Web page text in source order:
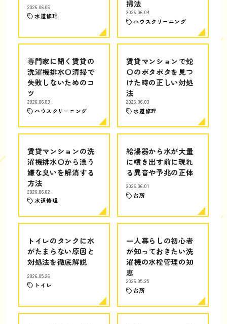
2026.06.06
水道修理
掃法
2026.06.04
ハウスクリーニング
専門家に聞く賃貸の
洗濯機排水口清掃で
失敗しないためのコ
ツ
2026.06.03
ハウスクリーニング
賃貸マンションで蛇
口のポタポタを見つ
けた時の正しい対処
法
2026.06.03
水道修理
賃貸マンションの洗
濯機排水口から漂う
嫌な臭いを解消する
方法
2026.06.02
水道修理
給湯器から水が大量
に噴き出す前に現れ
る異音や予兆の正体
2026.06.01
台所
トイレのタンクに水
がたまらない原因と
対処法を徹底解説
2026.05.26
トイレ
一人暮らしの初心者
が知っておきたい洗
濯機の水栓管理の知
恵
2026.05.25
台所